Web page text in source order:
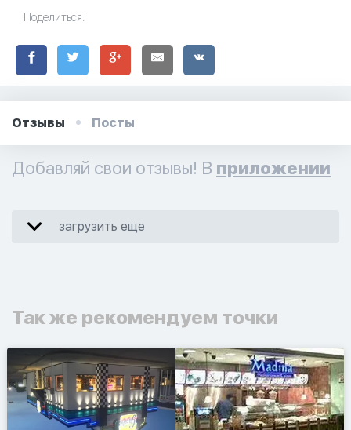
Поделиться:
Отзывы Посты
Добавляй свои отзывы! В приложении
загрузить еще
Так же рекомендуем точки